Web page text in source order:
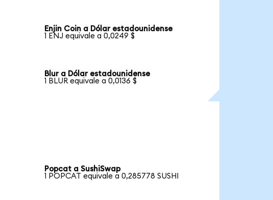
Enjin Coin a Dólar estadounidense
1 ENJ equivale a 0,0249 $
Blur a Dólar estadounidense
1 BLUR equivale a 0,0136 $
Popcat a SushiSwap
1 POPCAT equivale a 0,285778 SUSHI